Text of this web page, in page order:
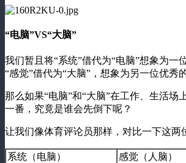
“电脑”VS“大脑”
我们暂且将“系统”借代为“电脑”想象为一
“感觉”借代为“大脑”，想象为另一位优秀
那么如果“电脑”和“大脑”在工作、生活场
一番，究竟是谁会先倒下呢？
让我们像体育评论员那样，对比一下这两
系统（电脑） 感觉（人脑）